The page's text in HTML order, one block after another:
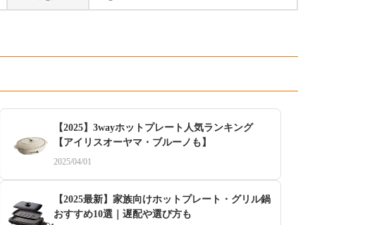
【2025】3wayホットプレート人気ランキング
【アイリスオーヤマ・ブルーノも】
2025/04/01
【2025最新】家族向けホットプレート・グリル鍋
おすすめ10選｜遅配や選び方も